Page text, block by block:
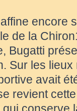
encore
de la
Bugatti
Sur les
avait
revient